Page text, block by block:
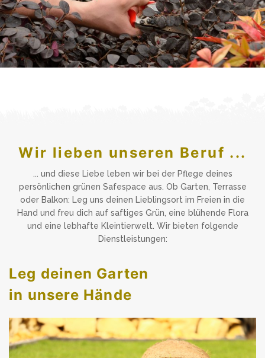
Wir lieben unseren Beruf ...
... und diese Liebe leben wir bei der Pflege deines
persönlichen grünen Safespace aus. Ob Garten, Terrasse
oder Balkon: Leg uns deinen Lieblingsort im Freien in die
Hand und freu dich auf saftiges Grün, eine blühende Flora
und eine lebhafte Kleintierwelt. Wir bieten folgende
Dienstleistungen:
Leg deinen Garten
in unsere Hände